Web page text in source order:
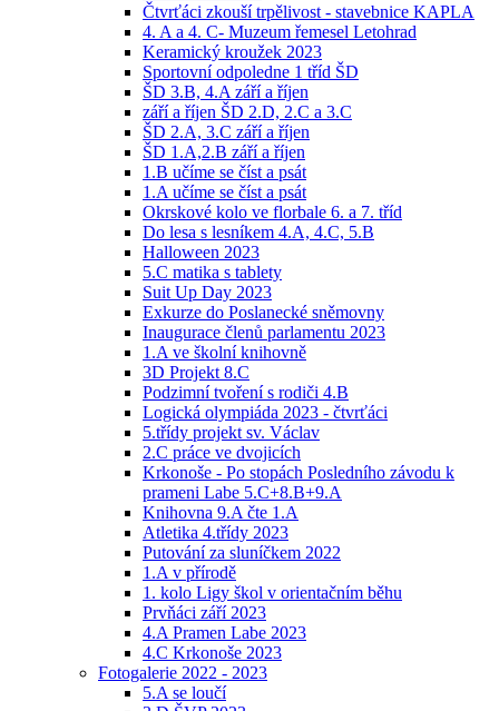
Čtvrťáci zkouší trpělivost - stavebnice KAPLA
4. A a 4. C- Muzeum řemesel Letohrad
Keramický kroužek 2023
Sportovní odpoledne 1 tříd ŠD
ŠD 3.B, 4.A září a říjen
září a říjen ŠD 2.D, 2.C a 3.C
ŠD 2.A, 3.C září a říjen
ŠD 1.A,2.B září a říjen
1.B učíme se číst a psát
1.A učíme se číst a psát
Okrskové kolo ve florbale 6. a 7. tříd
Do lesa s lesníkem 4.A, 4.C, 5.B
Halloween 2023
5.C matika s tablety
Suit Up Day 2023
Exkurze do Poslanecké sněmovny
Inaugurace členů parlamentu 2023
1.A ve školní knihovně
3D Projekt 8.C
Podzimní tvoření s rodiči 4.B
Logická olympiáda 2023 - čtvrťáci
5.třídy projekt sv. Václav
2.C práce ve dvojicích
Krkonoše - Po stopách Posledního závodu k
prameni Labe 5.C+8.B+9.A
Knihovna 9.A čte 1.A
Atletika 4.třídy 2023
Putování za sluníčkem 2022
1.A v přírodě
1. kolo Ligy škol v orientačním běhu
Prvňáci září 2023
4.A Pramen Labe 2023
4.C Krkonoše 2023
Fotogalerie 2022 - 2023
5.A se loučí